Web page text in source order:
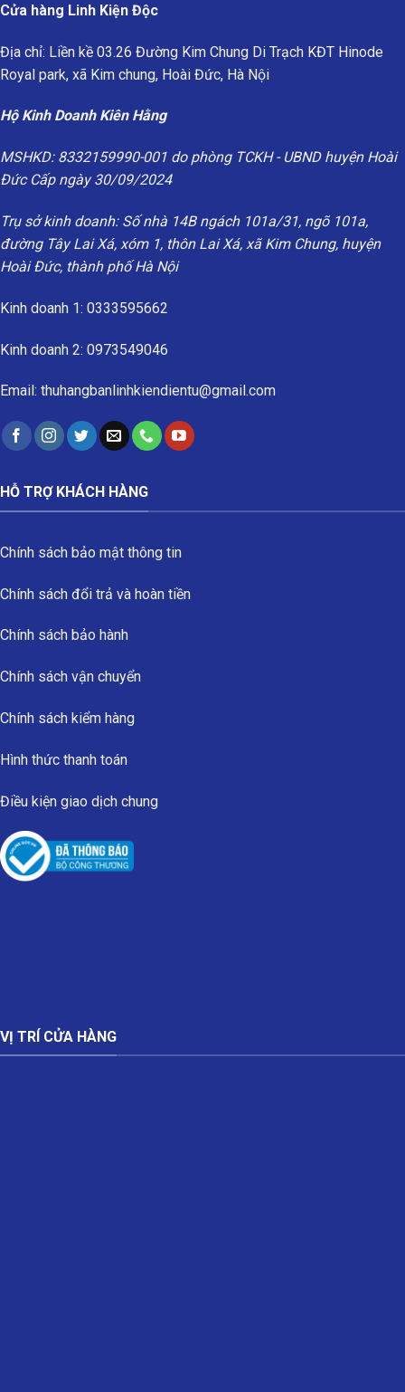
Cửa hàng Linh Kiện Độc
Địa chỉ: Liền kề 03.26 Đường Kim Chung Di Trạch KĐT Hinode
Royal park, xã Kim chung, Hoài Đức, Hà Nội
Hộ Kinh Doanh Kiên Hằng
MSHKD: 8332159990-001 do phòng TCKH - UBND huyện Hoài
Đức Cấp ngày 30/09/2024
Trụ sở kinh doanh: Số nhà 14B ngách 101a/31, ngõ 101a,
đường Tây Lai Xá, xóm 1, thôn Lai Xá, xã Kim Chung, huyện
Hoài Đức, thành phố Hà Nội
Kinh doanh 1: 0333595662
Kinh doanh 2: 0973549046
Email: thuhangbanlinhkiendientu@gmail.com
HỖ TRỢ KHÁCH HÀNG
Chính sách bảo mật thông tin
Chính sách đổi trả và hoàn tiền
Chính sách bảo hành
Chính sách vận chuyển
Chính sách kiểm hàng
Hình thức thanh toán
Điều kiện giao dịch chung
VỊ TRÍ CỬA HÀNG